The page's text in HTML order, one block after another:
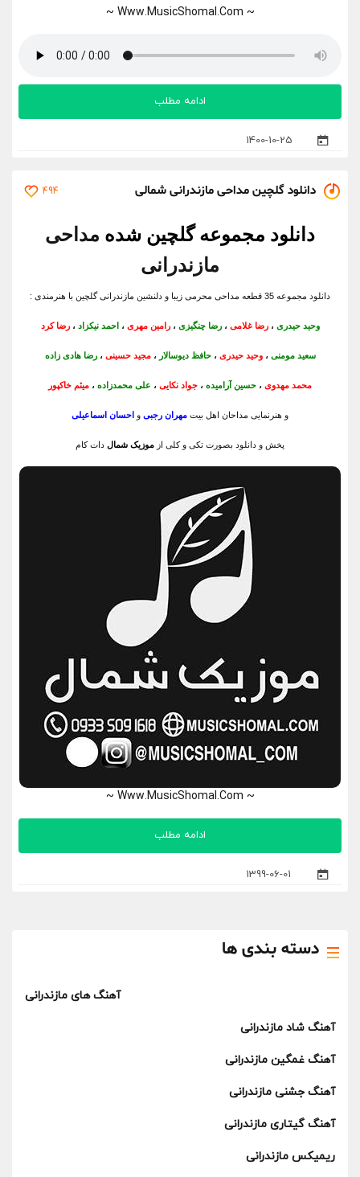
دسته بندی ها
آهنگ های مازندرانی
آهنگ شاد مازندرانی
آهنگ غمگین مازندرانی
آهنگ جشنی مازندرانی
آهنگ گیتاری مازندرانی
ریمیکس مازندرانی
~ Www.MusicShomal.Com ~
1400-10-25
ادامه مطلب
دانلود گلچین مداحی مازندرانی شمالی 494
دانلود مجموعه گلچین شده مداحی
مازندرانی
دانلود مجموعه 35 قطعه مداحی محرمی زیبا و دلنشین مازندرانی گلچین با هنرمندی :
وحید حیدری ،رضا غلامی ،رضا چنگیزی ،رامین مهری ، احمد نیکزاد ،رضا کرد
سعید مومنی ،وحید حیدری ،حافظ دیوسالار ، مجید حسینی ،رضا هادی زاده
محمد مهدوی ، حسین آرامیده ، جواد نکایی ، علی محمدزاده ، میثم خاکپور
و هنرنمایی مداحان اهل بیت مهران رجبی و احسان اسماعیلی
پخش و دانلود بصورت تکی و کلی از موزیک شمال دات کام
~ Www.MusicShomal.Com ~
1399-06-01
ادامه مطلب